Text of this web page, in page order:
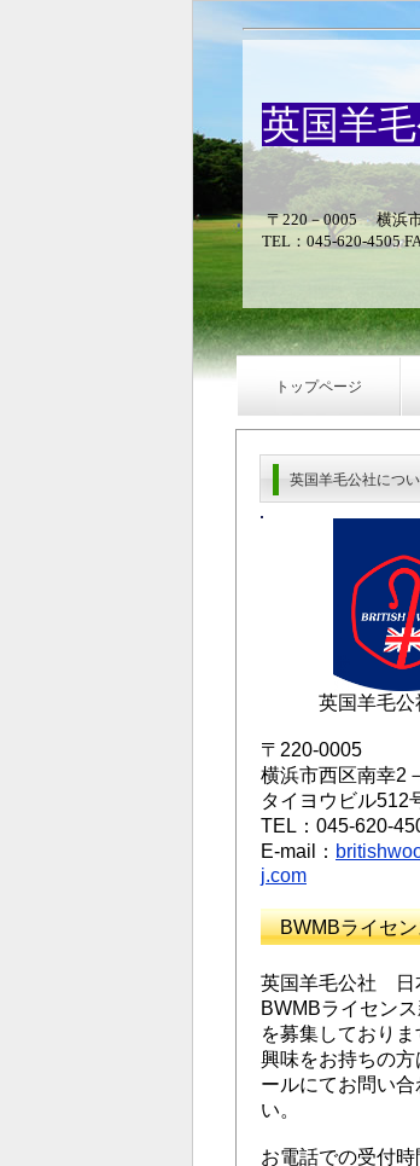
英国羊
〒220－0005 横浜
TEL：045-620-4505
トップページ
英国羊毛公社につ
英国羊毛公社
〒220-0005
横浜市西区南幸2
タイヨウビル512
TEL：045-620-
E-mail：
j.com
BWMBライセン
英国羊毛公社 日
BWMBライセン
を募集しておりま
興味をお持ちの方
ールにてお問い合
い。
お電話での受付時